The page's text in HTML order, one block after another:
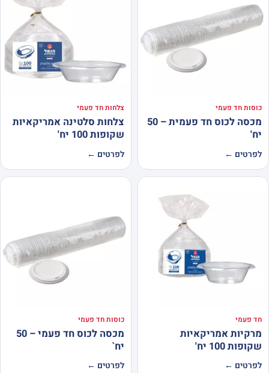
כוסות חד פעמי
מכסה לכוס חד פעמית – 50
יח'
לפרטים ←
צלחות חד פעמי
צלחות סלטינה אמריקאיות
שקופות 100 יח'
לפרטים ←
חד פעמי
מרקיות אמריקאיות
שקופות 100 יח'
לפרטים ←
כוסות חד פעמי
מכסה לכוס חד פעמי – 50
יח`
לפרטים ←